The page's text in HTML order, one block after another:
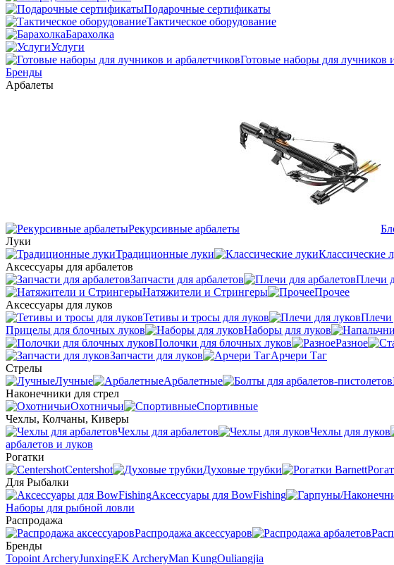
Подарочные сертификаты
Тактическое оборудование
Барахолка
Услуги
Готовые наборы для лучников
Бренды
Арбалеты
Рекурсивные арбалеты
Луки
Традиционные луки
Классические
Аксессуары для арбалетов
Запчасти для арбалетов
Плечи
Натяжители и Стрингеры
Прочее
Аксессуары для луков
Тетивы и тросы для луков
Плечи
Прицелы для блочных луков
Наборы для луков
Полочки для блочных луков
Разное
Запчасти для луков
Арчери Таг
Стрелы
Лучные
Арбалетные
Наконечники для стрел
Охотничьи
Спортивные
Чехлы, Колчаны, Киверы
Чехлы для арбалетов
Чехлы для луков
арбалетов и луков
Рогатки
Centershot
Духовые трубки
Для Рыбалки
Аксессуары для BowFishing
Наборы для рыбной ловли
Распродажа
Распродажа аксессуаров
Бренды
Topoint ArcheryJunxingEK ArcheryMan KungOuliangjia